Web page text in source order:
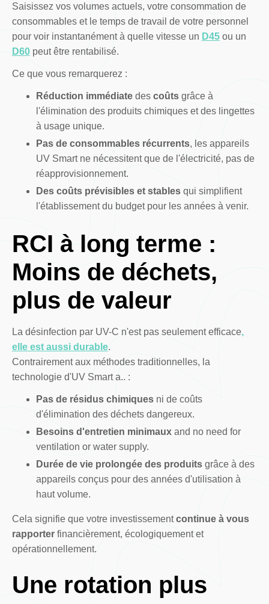
Saisissez vos volumes actuels, votre consommation de
consommables et le temps de travail de votre personnel
pour voir instantanément à quelle vitesse un D45ou un
D60peut être rentabilisé.
Ce que vous remarquerez :
Réduction immédiatedes coûtsgrâce à
l'élimination des produits chimiques et des lingettes
à usage unique.
Pas de consommables récurrents, les appareils
UV Smart ne nécessitent que de l'électricité, pas de
réapprovisionnement.
Des coûts prévisibles et stablesqui simplifient
l'établissement du budget pour les années à venir.
RCI à long terme :
Moins de déchets,
plus de valeur
La désinfection par UV-C n'est pas seulement efficace,
elle est aussi durable.
Contrairement aux méthodes traditionnelles, la
technologie d'UV Smart a.. :
Pas de résidus chimiquesni de coûts
d'élimination des déchets dangereux.
Besoins d'entretien minimauxand no need for
ventilation or water supply.
Durée de vie prolongée des produitsgrâce à des
appareils conçus pour des années d'utilisation à
haut volume.
Cela signifie que votre investissementcontinue à vous
rapporterfinancièrement, écologiquement et
opérationnellement.
Une rotation plus